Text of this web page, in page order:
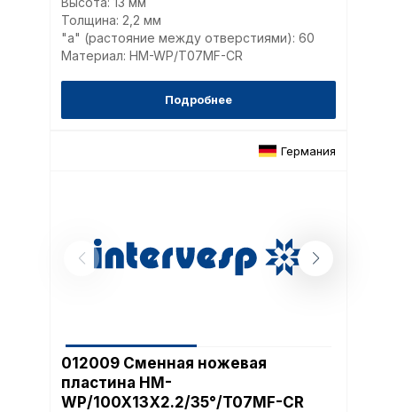
Толщина: 2,2 мм
"a" (растояние между отверстиями): 60
Материал: HM-WP/T07MF-CR
Подробнее
Германия
012009 Сменная ножевая
пластина HM-
WP/100X13X2.2/35°/T07MF-CR